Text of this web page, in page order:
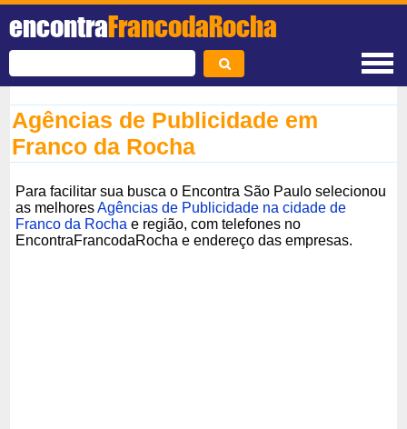
encontraFrancodaRocha
Agências de Publicidade em
Franco da Rocha
Para facilitar sua busca o Encontra São Paulo selecionou
as melhoresAgências de Publicidade na cidade de
Franco da Rocha e região, com telefones no
EncontraFrancodaRocha e endereço das empresas.